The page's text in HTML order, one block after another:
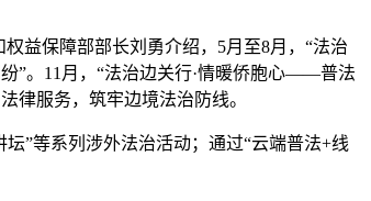
益保障部部长刘勇介绍，5月至8月，“法治
”。11月，“法治边关行·情暖侨胞心——普法
律服务，筑牢边境法治防线。
”等系列涉外法治活动；通过“云端普法+线